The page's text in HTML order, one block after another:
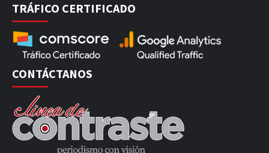
TRÁFICO CERTIFICADO
CONTÁCTANOS